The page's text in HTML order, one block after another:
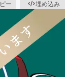
ー 埋め込み